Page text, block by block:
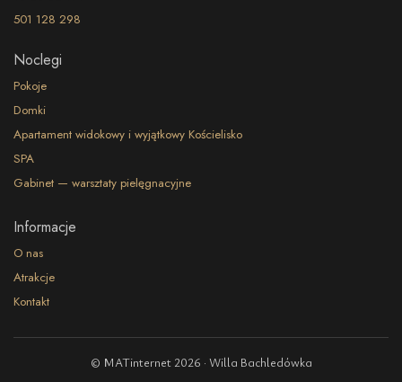
501 128 298
Noclegi
Pokoje
Domki
Apartament widokowy i wyjątkowy Kościelisko
SPA
Gabinet — warsztaty pielęgnacyjne
Informacje
O nas
Atrakcje
Kontakt
© MATinternet 2026 · Willa Bachledówka